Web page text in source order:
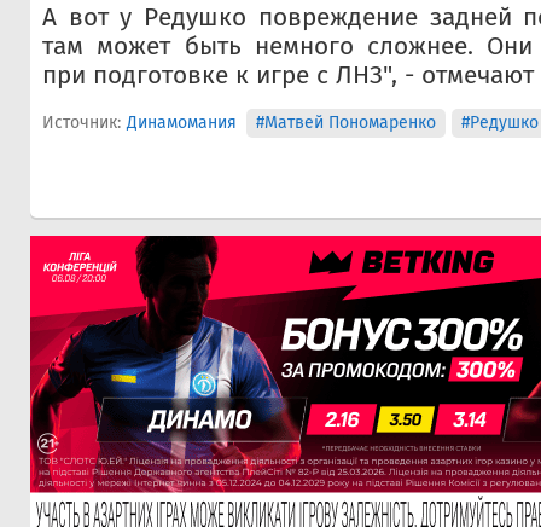
А вот у Редушко повреждение задней
там может быть немного сложнее.
при подготовке к игре с ЛНЗ", -
Источник: Динамомания #Матвей Пономаренко #Редушко